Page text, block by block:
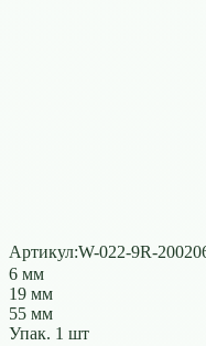
Артикул:W-022-9R-
6 мм
19 мм
55 мм
Упак. 1 шт